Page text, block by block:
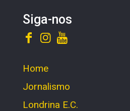
Siga-nos
Home
Jornalismo
Londrina E.C.